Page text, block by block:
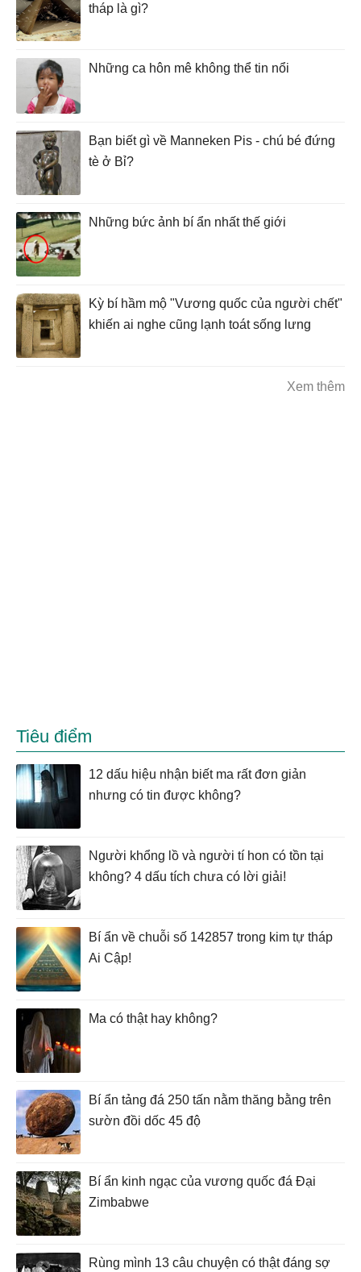
tháp là gì?
Những ca hôn mê không thể tin nổi
Bạn biết gì về Manneken Pis - chú bé đứng
tè ở Bỉ?
Những bức ảnh bí ẩn nhất thế giới
Kỳ bí hầm mộ "Vương quốc của người chết"
khiến ai nghe cũng lạnh toát sống lưng
Xem thêm
Tiêu điểm
12 dấu hiệu nhận biết ma rất đơn giản
nhưng có tin được không?
Người khổng lồ và người tí hon có tồn tại
không? 4 dấu tích chưa có lời giải!
Bí ẩn về chuỗi số 142857 trong kim tự tháp
Ai Cập!
Ma có thật hay không?
Bí ẩn tảng đá 250 tấn nằm thăng bằng trên
sườn đồi dốc 45 độ
Bí ẩn kinh ngạc của vương quốc đá Đại
Zimbabwe
Rùng mình 13 câu chuyện có thật đáng sợ